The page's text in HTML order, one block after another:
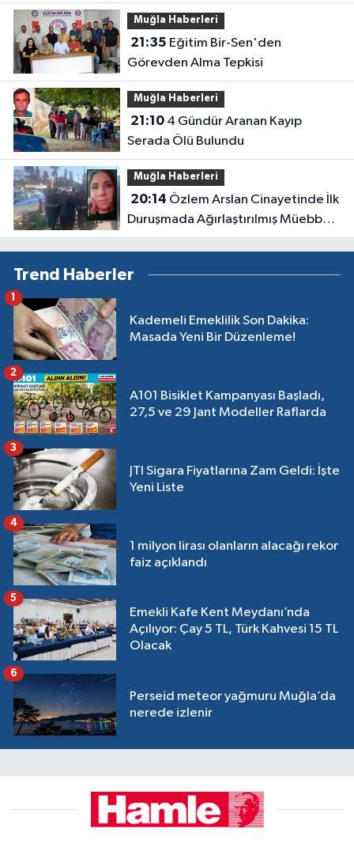
Muğla Haberleri
21:35
Görevden Alma Tepkisi
Muğla Haberleri
21:104 Gündür Aranan Kayıp
Serada Ölü Bulundu
Muğla Haberleri
20:14
Duruşmada Ağırlaştırılmış Müebbet
Kararı
Trend Haberler
Kademeli Emeklilik Son Dakika:
Masada Yeni Bir Düzenleme!
1
A101 Bisiklet Kampanyası Başladı,
27,5 ve 29 Jant Modeller Raflarda
2
JTI Sigara Fiyatlarına Zam Geldi: İşte
Yeni Liste
3
1 milyon lirası olanların alacağı rekor
faiz açıklandı
4
Emekli Kafe Kent Meydanı’nda
Açılıyor: Çay 5 TL, Türk Kahvesi 15 TL
Olacak
5
Perseid meteor yağmuru Muğla’da
nerede izlenir
6